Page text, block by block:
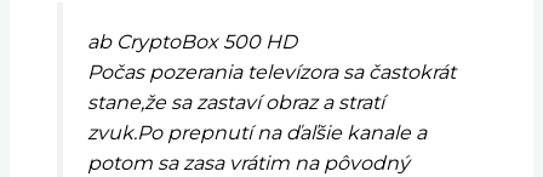
ab CryptoBox 500 HD
Počas pozerania televízora sa častokrát
stane,že sa zastaví obraz a stratí
zvuk.Po prepnutí na ďaľšie kanale a
potom sa zasa vrátim na pôvodný